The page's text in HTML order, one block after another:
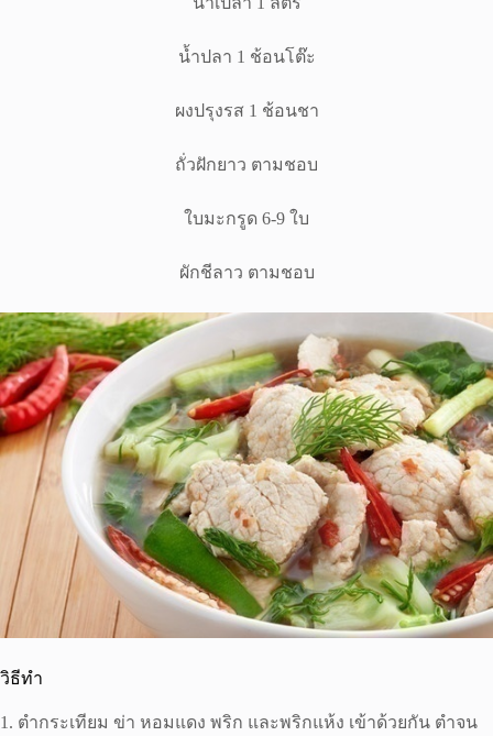
น้ำปลา 1 ช้อนโต๊ะ
ผงปรุงรส 1 ช้อนชา
ถั่วฝักยาว ตามชอบ
ใบมะกรูด 6-9 ใบ
ผักชีลาว ตามชอบ
วิธีทำ
1. ตำกระเทียม ข่า หอมแดง พริก และพริกแห้ง เข้าด้วยกัน ตำจน